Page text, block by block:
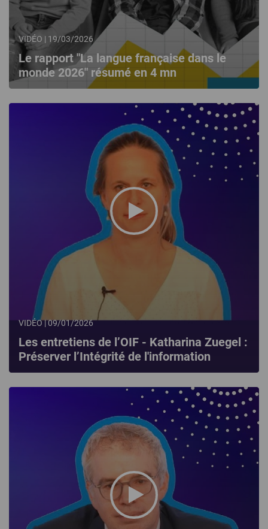
VIDÉO | 19/03/2026
Le rapport "La langue française dans le
monde 2026" résumé en 4 mn
VIDÉO | 09/01/2026
Les entretiens de l’OIF - Katharina Zuegel :
Préserver l’Intégrité de l'information